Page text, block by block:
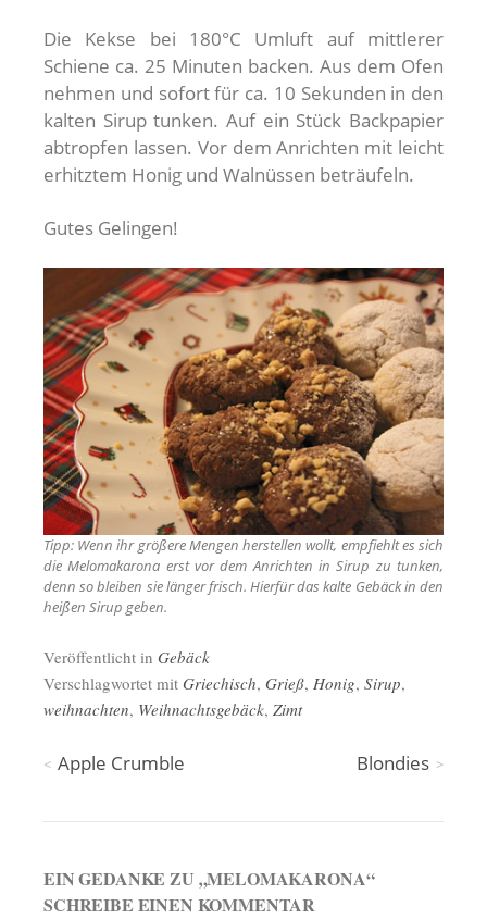
Die Kekse bei 180°C Umluft auf mittlerer
Schiene ca. 25 Minuten backen. Aus dem Ofen
nehmen und sofort für ca. 10 Sekunden in den
kalten Sirup tunken. Auf ein Stück Backpapier
abtropfen lassen. Vor dem Anrichten mit leicht
erhitztem Honig und Walnüssen beträufeln.
Gutes Gelingen!
Tipp: Wenn ihr größere Mengen herstellen wollt, empfiehlt es sich
die Melomakarona erst vor dem Anrichten in Sirup zu tunken,
denn so bleiben sie länger frisch. Hierfür das kalte Gebäck in den
heißen Sirup geben.
Veröffentlicht in Gebäck
Verschlagwortet mit Griechisch, Grieß, Honig, Sirup,
weihnachten, Weihnachtsgebäck, Zimt
Beitragsnavigation
Apple Crumble Blondies
EIN GEDANKE ZU „MELOMAKARONA“
SCHREIBE EINEN KOMMENTAR